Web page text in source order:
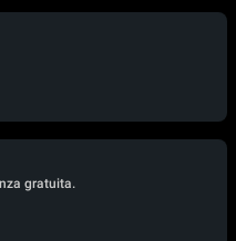
gratuita.